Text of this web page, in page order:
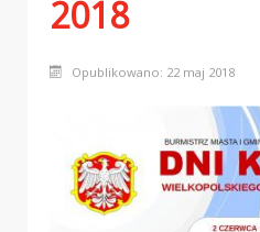
2018
Opublikowano: 22 maj 2018